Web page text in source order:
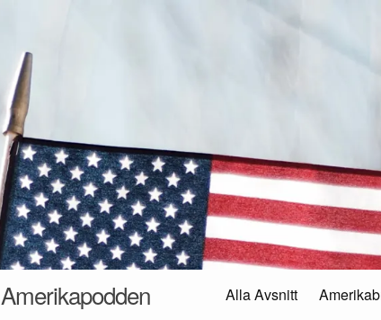
Amerikapodden Alla Avsnitt